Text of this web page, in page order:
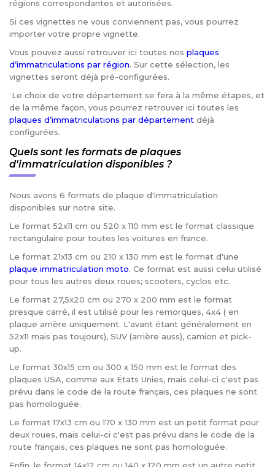
régions correspondantes et autorisées.
Si ces vignettes ne vous conviennent pas, vous pourrez
importer votre propre vignette.
Vous pouvez aussi retrouver ici toutes nos plaques
d’immatriculations par région. Sur cette sélection, les
vignettes seront déjà pré-configurées.
Le choix de votre département se fera à la même étapes, et
de la même façon, vous pourrez retrouver ici toutes les
plaques d’immatriculations par département déjà
configurées.
Quels sont les formats de plaques
d'immatriculation disponibles ?
Nous avons 6 formats de plaque d'immatriculation
disponibles sur notre site.
Le format 52x11 cm ou 520 x 110 mm est le format classique
rectangulaire pour toutes les voitures en france.
Le format 21x13 cm ou 210 x 130 mm est le format d'une
plaque immatriculation moto. Ce format est aussi celui utilisé
pour tous les autres deux roues; scooters, cyclos etc.
Le format 27,5x20 cm ou 270 x 200 mm est le format
presque carré, il est utilisé pour les remorques, 4x4 ( en
plaque arrière uniquement. L'avant étant généralement en
52x11 mais pas toujours), SUV (arrière auss), camion et pick-
up.
Le format 30x15 cm ou 300 x 150 mm est le format des
plaques USA, comme aux États Unies, mais celui-ci c'est pas
prévu dans le code de la route français, ces plaques ne sont
pas homologuée.
Le format 17x13 cm ou 170 x 130 mm est un petit format pour
deux roues, mais celui-ci c'est pas prévu dans le code de la
route français, ces plaques ne sont pas homologuée.